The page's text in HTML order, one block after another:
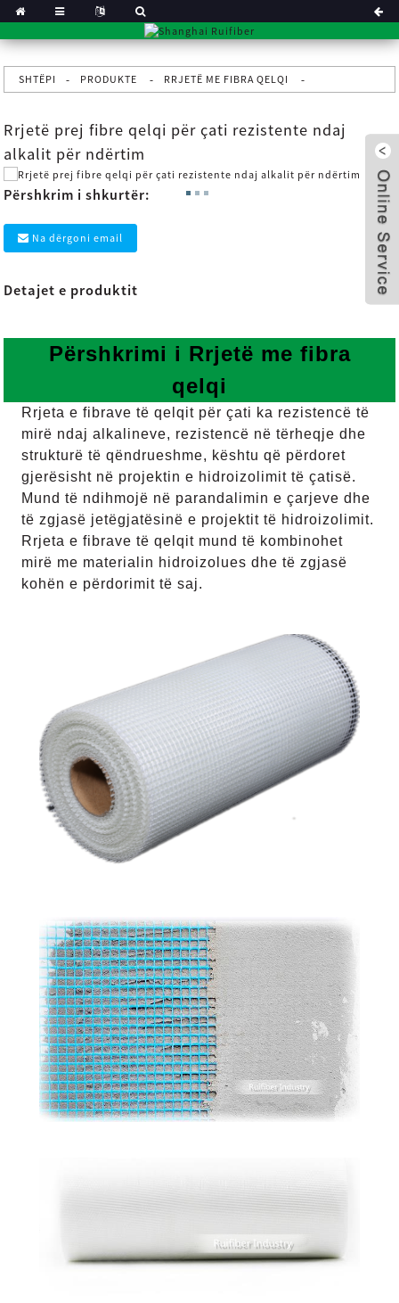
SHTËPI PRODUKTE RRJETË ME FIBRA QELQI
Rrjetë prej fibre qelqi për çati rezistente ndaj
alkalit për ndërtim
Përshkrim i shkurtër:
Na dërgoni email
Detajet e produktit
Përshkrimi i Rrjetë me fibra
qelqi
Rrjeta e fibrave të qelqit për çati ka rezistencë të
mirë ndaj alkalineve, rezistencë në tërheqje dhe
strukturë të qëndrueshme, kështu që përdoret
gjerësisht në projektin e hidroizolimit të çatisë.
Mund të ndihmojë në parandalimin e çarjeve dhe
të zgjasë jetëgjatësinë e projektit të hidroizolimit.
Rrjeta e fibrave të qelqit mund të kombinohet
mirë me materialin hidroizolues dhe të zgjasë
kohën e përdorimit të saj.